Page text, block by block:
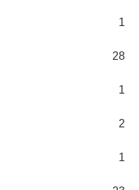
1
28
1
2
1